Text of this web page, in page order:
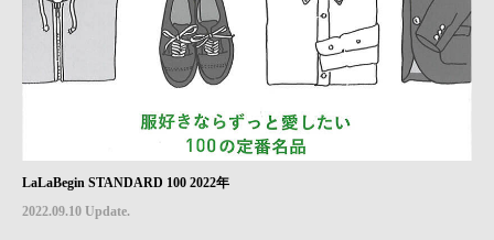
LaLaBegin STANDARD 100 2022年
2022.09.10 Update.